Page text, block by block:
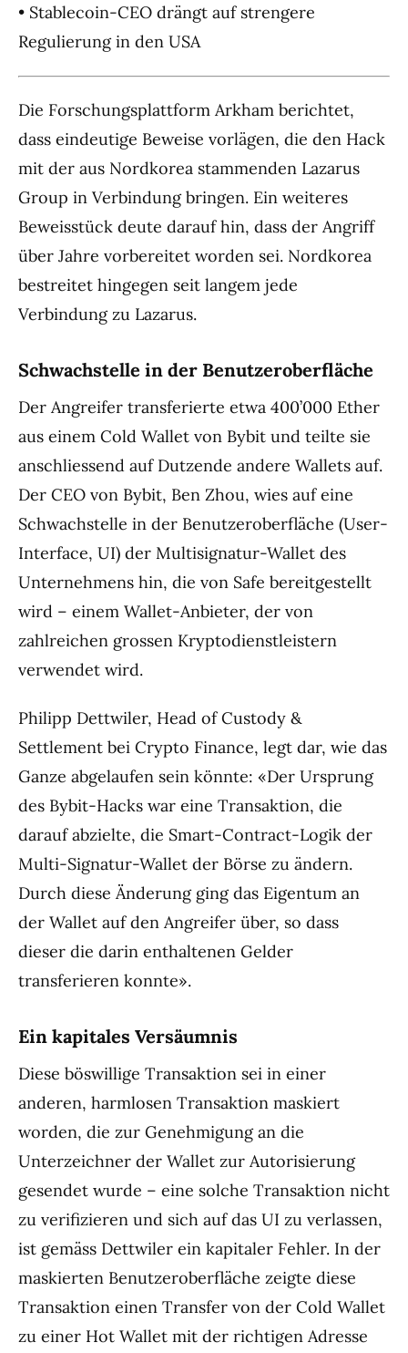
• Stablecoin-CEO drängt auf strengere
Regulierung in den USA
Die Forschungsplattform Arkham berichtet,
dass eindeutige Beweise vorlägen, die den Hack
mit der aus Nordkorea stammenden Lazarus
Group in Verbindung bringen. Ein weiteres
Beweisstück deute darauf hin, dass der Angriff
über Jahre vorbereitet worden sei. Nordkorea
bestreitet hingegen seit langem jede
Verbindung zu Lazarus.
Schwachstelle in der Benutzeroberfläche
Der Angreifer transferierte etwa 400’000 Ether
aus einem Cold Wallet von Bybit und teilte sie
anschliessend auf Dutzende andere Wallets auf.
Der CEO von Bybit, Ben Zhou, wies auf eine
Schwachstelle in der Benutzeroberfläche (User-
Interface, UI) der Multisignatur-Wallet des
Unternehmens hin, die von Safe bereitgestellt
wird – einem Wallet-Anbieter, der von
zahlreichen grossen Kryptodienstleistern
verwendet wird.
Philipp Dettwiler, Head of Custody &
Settlement bei Crypto Finance, legt dar, wie das
Ganze abgelaufen sein könnte: «Der Ursprung
des Bybit-Hacks war eine Transaktion, die
darauf abzielte, die Smart-Contract-Logik der
Multi-Signatur-Wallet der Börse zu ändern.
Durch diese Änderung ging das Eigentum an
der Wallet auf den Angreifer über, so dass
dieser die darin enthaltenen Gelder
transferieren konnte».
Ein kapitales Versäumnis
Diese böswillige Transaktion sei in einer
anderen, harmlosen Transaktion maskiert
worden, die zur Genehmigung an die
Unterzeichner der Wallet zur Autorisierung
gesendet wurde – eine solche Transaktion nicht
zu verifizieren und sich auf das UI zu verlassen,
ist gemäss Dettwiler ein kapitaler Fehler. In der
maskierten Benutzeroberfläche zeigte diese
Transaktion einen Transfer von der Cold Wallet
zu einer Hot Wallet mit der richtigen Adresse